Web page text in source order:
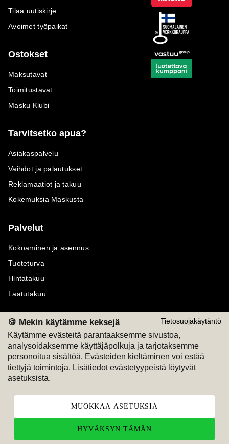
Tietosuojakäytäntö
🍪 Mekin käytämme keksejä
Käytämme evästeitä parantaaksemme sivustoa,
analysoidaksemme käyttäjäpolkuja ja tarjotaksemme
personoitua sisältöä. Evästeiden kieltäminen voi estää
tiettyjä toimintoja. Lisätiedot evästetyypeistä löytyvät
asetuksista.
MUOKKAA ASETUKSIA
HYVÄKSYN TÄMÄN
Tilaa uutiskirje
Avoimet työpaikat
Ostokset
Maksutavat
Toimitustavat
Masku Klubi
Tarvitsetko apua?
Asiakaspalvelu
Vaihdot ja palautukset
Reklamaatiot ja takuu
Kokemuksia Maskusta
Palvelut
Kokoaminen ja asennus
Tuoteturva
Hintatakuu
Laatutakuu
Maksutavat
M
Seuraa meitä